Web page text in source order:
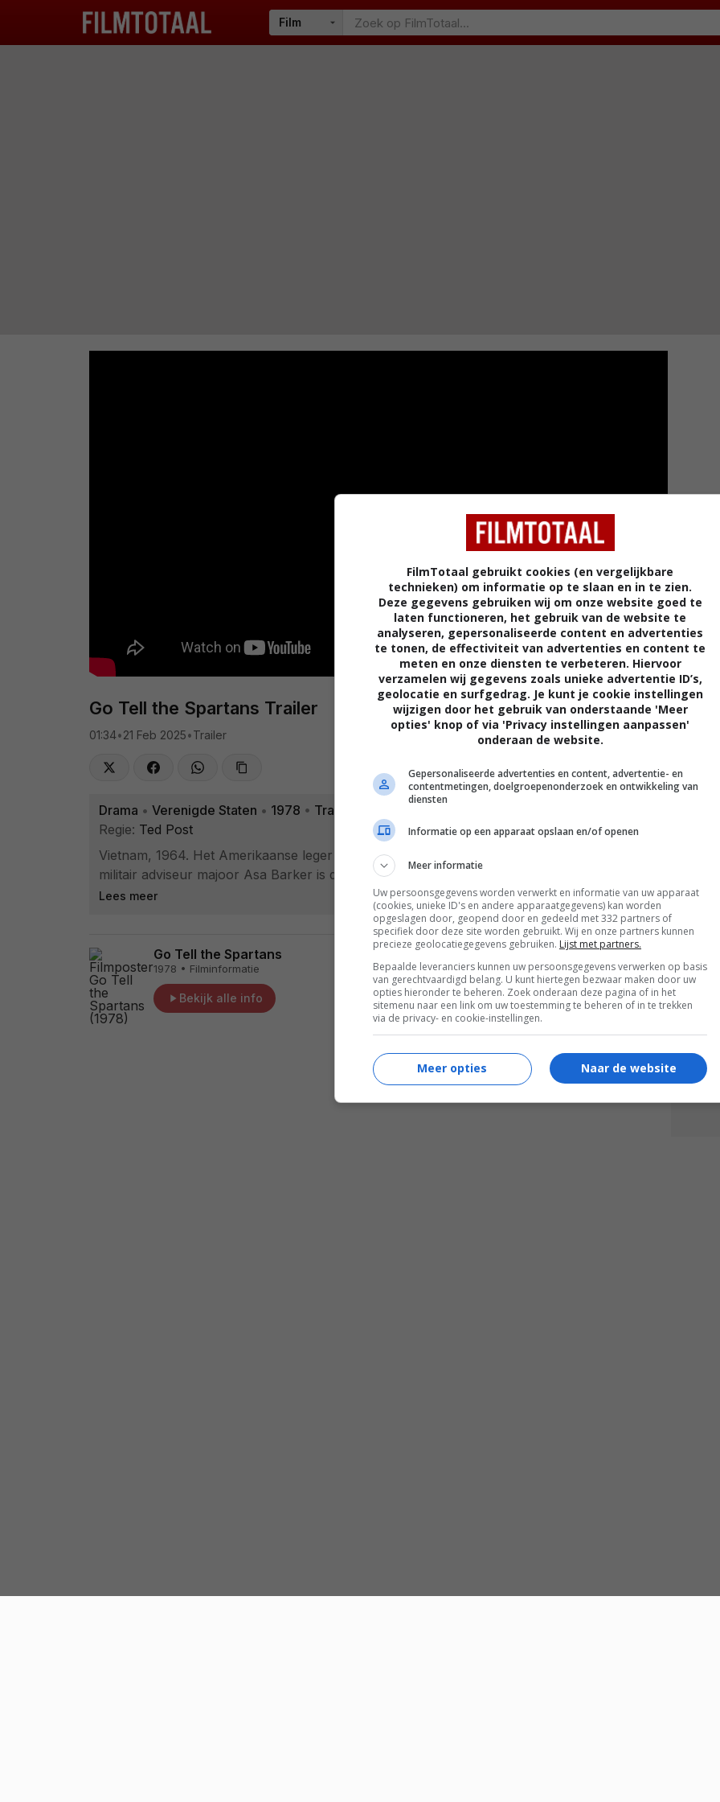
Go Tell the Spartans Trailer
01:34•21 Feb 2025•Trailer
Drama • Verenigde Staten • 1978 • Trailer
Regie: Ted Post
Vietnam, 1964. Het Amerikaanse leger is nog niet tot de jungle doorgedrongen, maar voor
militair adviseur majoor Asa Barker is de oorlog nu al een nac...
Lees meer
Go Tell the Spartans
1978 • Filminformatie
Bekijk alle info
Meer
FilmTotaal gebruikt cookies (en vergelijkbare
technieken) om informatie op te slaan en in te zien.
Deze gegevens gebruiken wij om onze website goed te
laten functioneren, het gebruik van de website te
analyseren, gepersonaliseerde content en advertenties
te tonen, de effectiviteit van advertenties en content te
meten en onze diensten te verbeteren. Hiervoor
verzamelen wij gegevens zoals unieke advertentie ID’s,
geolocatie en surfgedrag. Je kunt je cookie instellingen
wijzigen door het gebruik van onderstaande 'Meer
opties' knop of via 'Privacy instellingen aanpassen'
onderaan de website.
Gepersonaliseerde advertenties en content, advertentie- en
contentmetingen, doelgroepenonderzoek en ontwikkeling van
diensten
Informatie op een apparaat opslaan en/of openen
Meer informatie
Uw persoonsgegevens worden verwerkt en informatie van uw apparaat
(cookies, unieke ID's en andere apparaatgegevens) kan worden
opgeslagen door, geopend door en gedeeld met 332 partners of
specifiek door deze site worden gebruikt. Wij en onze partners kunnen
precieze geolocatiegegevens gebruiken. Lijst met partners.
Bepaalde leveranciers kunnen uw persoonsgegevens verwerken op basis
van gerechtvaardigd belang. U kunt hiertegen bezwaar maken door uw
opties hieronder te beheren. Zoek onderaan deze pagina of in het
sitemenu naar een link om uw toestemming te beheren of in te trekken
via de privacy- en cookie-instellingen.
Naar de website
Meer opties